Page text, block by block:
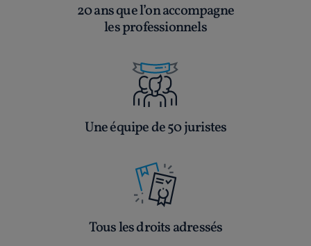
20 ans que l’on accompagne
les professionnels
Une équipe de 50 juristes
Tous les droits adressés